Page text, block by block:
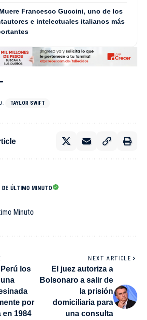
Muere Francesco Guccini, uno de los
e intelectuales italianos más
TAYLOR SWIFT
DE ÚLTIMO MINUTO
Minuto
los
por
en 1984
NEXT ARTICLE
El juez autoriza a
Bolsonaro a salir de
la prisión
domiciliaria para
una consulta